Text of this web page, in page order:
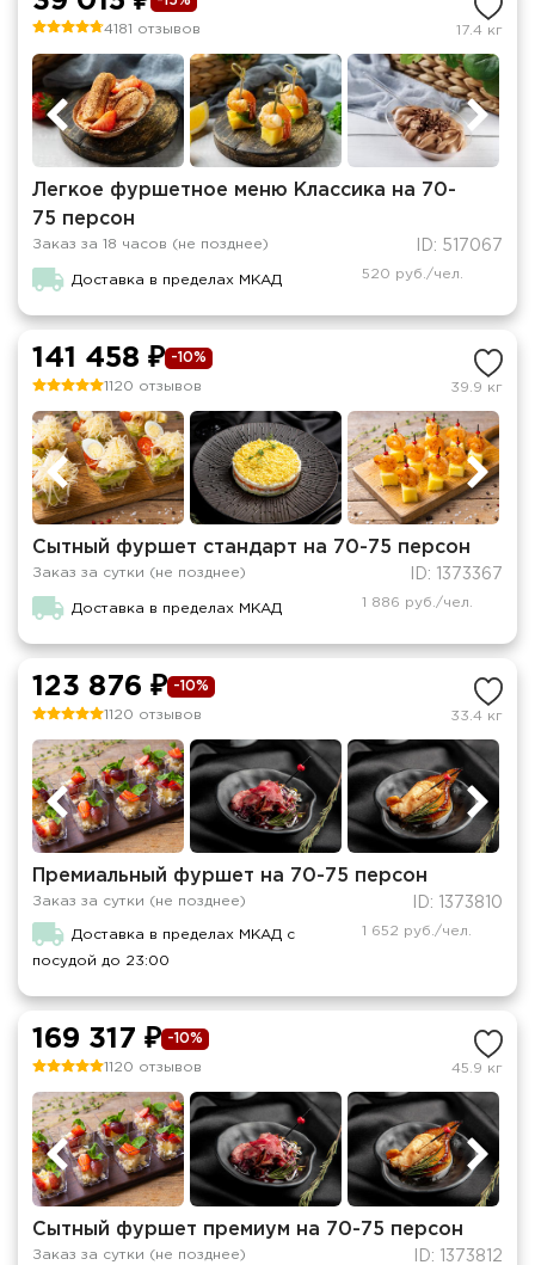
4181 отзывов 17.4 кг
Легкое фуршетное меню Классика на 70-
75 персон
Заказ за 18 часов (не позднее) ID: 517067
Доставка в пределах МКАД 520 руб./чел.
141 458 ₽ -10%
1120 отзывов 39.9 кг
Сытный фуршет стандарт на 70-75 персон
Заказ за сутки (не позднее) ID: 1373367
Доставка в пределах МКАД 1 886 руб./чел.
123 876 ₽ -10%
1120 отзывов 33.4 кг
Премиальный фуршет на 70-75 персон
Заказ за сутки (не позднее) ID: 1373810
Доставка в пределах МКАД с
посудой до 23:00
1 652 руб./чел.
169 317 ₽ -10%
1120 отзывов 45.9 кг
Сытный фуршет премиум на 70-75 персон
Заказ за сутки (не позднее) ID: 1373812